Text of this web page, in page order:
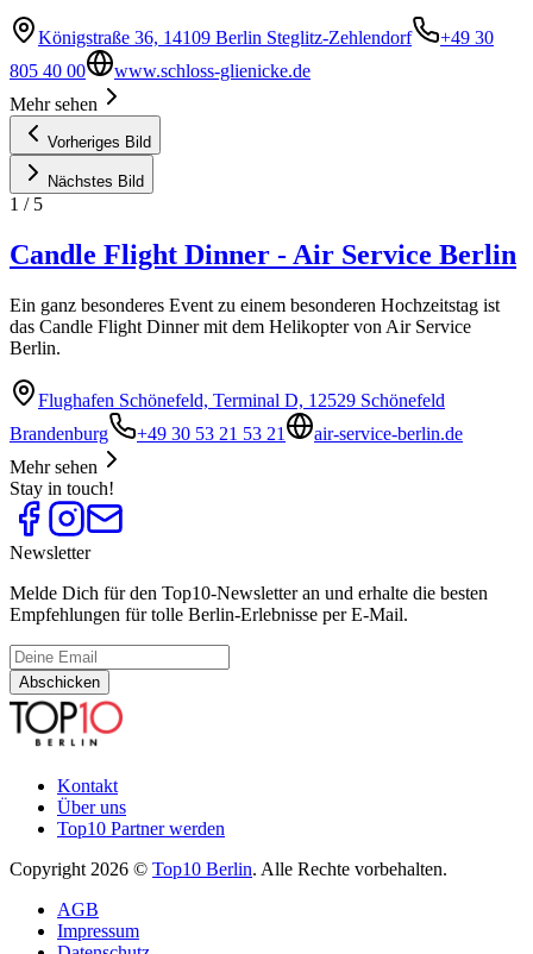
Königstraße 36, 14109 Berlin Steglitz-Zehlendorf
+49 30
805 40 00
www.schloss-glienicke.de
Mehr sehen
Vorheriges Bild
Nächstes Bild
1 / 5
Candle Flight Dinner - Air Service Berlin
Ein ganz besonderes Event zu einem besonderen Hochzeitstag ist
das Candle Flight Dinner mit dem Helikopter von Air Service
Berlin.
Flughafen Schönefeld, Terminal D, 12529 Schönefeld
Brandenburg
+49 30 53 21 53 21
air-service-berlin.de
Mehr sehen
Stay in touch!
Newsletter
Melde Dich für den Top10-Newsletter an und erhalte die besten
Empfehlungen für tolle Berlin-Erlebnisse per E-Mail.
Abschicken
Kontakt
Über uns
Top10 Partner werden
Copyright 2026 © Top10 Berlin. Alle Rechte vorbehalten.
AGB
Impressum